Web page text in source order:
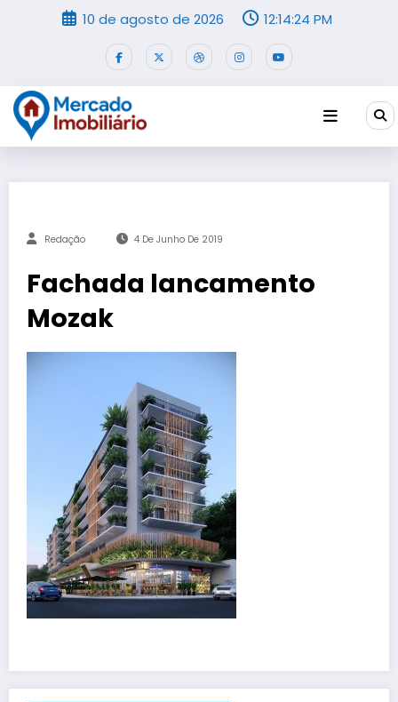
10 de agosto de 2026 12:14:24 PM
Redação 4 De Junho De 2019
Fachada lancamento
Mozak